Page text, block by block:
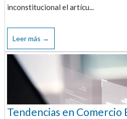
inconstitucional el artícu...
Leer más →
Tendencias en Comercio